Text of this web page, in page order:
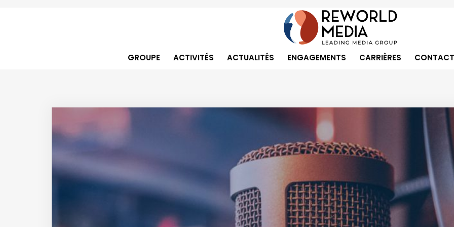
GROUPE ACTIVITÉS ACTUALITÉS ENGAGEMENTS CARRIÈRES